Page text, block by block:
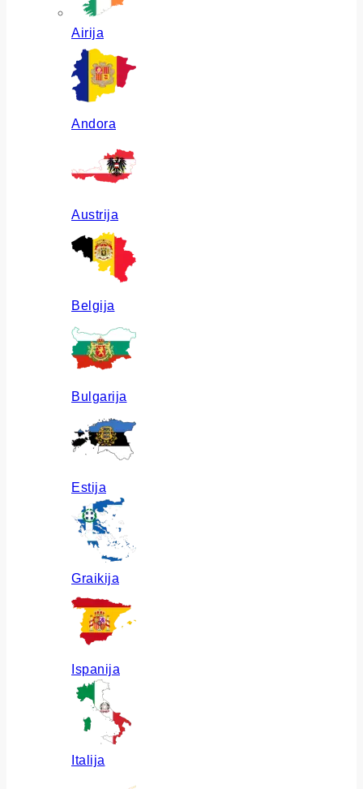
Airija
Andora
Austrija
Belgija
Bulgarija
Estija
Graikija
Ispanija
Italija